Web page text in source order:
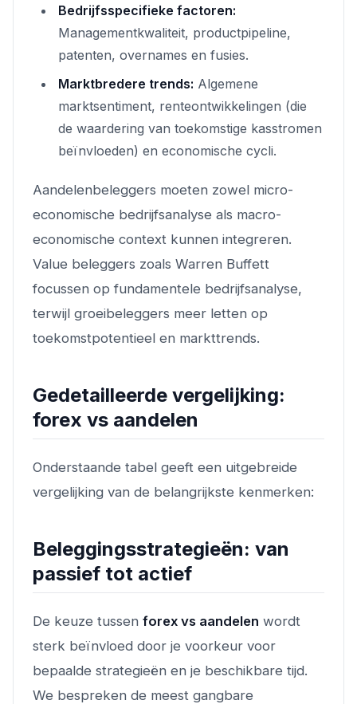
Bedrijfsspecifieke factoren:
Managementkwaliteit, productpipeline,
patenten, overnames en fusies.
Marktbredere trends: Algemene
marktsentiment, renteontwikkelingen (die
de waardering van toekomstige kasstromen
beïnvloeden) en economische cycli.
Aandelenbeleggers moeten zowel micro-
economische bedrijfsanalyse als macro-
economische context kunnen integreren.
Value beleggers zoals Warren Buffett
focussen op fundamentele bedrijfsanalyse,
terwijl groeibeleggers meer letten op
toekomstpotentieel en markttrends.
Gedetailleerde vergelijking:
forex vs aandelen
Onderstaande tabel geeft een uitgebreide
vergelijking van de belangrijkste kenmerken:
Beleggingsstrategieën: van
passief tot actief
De keuze tussen forex vs aandelen wordt
sterk beïnvloed door je voorkeur voor
bepaalde strategieën en je beschikbare tijd.
We bespreken de meest gangbare